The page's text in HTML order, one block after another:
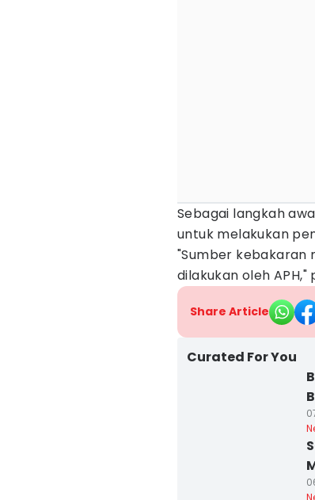
Sebagai langkah
untuk melakukan
"Sumber kebakaran
dilakukan oleh APH,"
Share Article
Curated For You